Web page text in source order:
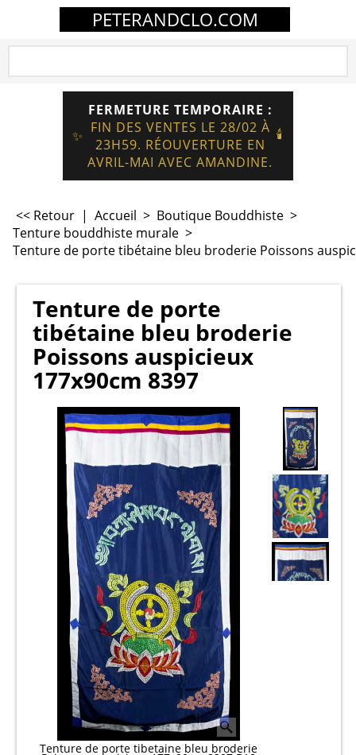
PETERANDCLO.COM
✨
FERMETURE TEMPORAIRE :
FIN DES VENTES LE 28/02 À
23H59. RÉOUVERTURE EN
AVRIL-MAI AVEC AMANDINE.
🕯️
<< Retour | Accueil > Boutique Bouddhiste >
Tenture bouddhiste murale >
Tenture de porte tibétaine bleu broderie Poissons
Tenture de porte
tibétaine bleu broderie
Poissons auspicieux
177x90cm 8397
Tenture de porte tibetaine bleu broderie